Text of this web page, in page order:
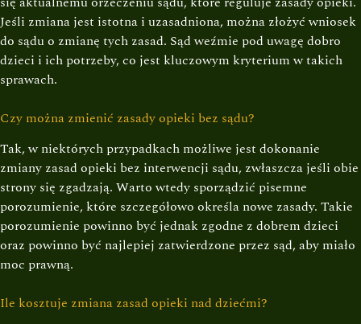
Jeśli zmiana jest istotna i uzasadniona, można złożyć wniosek
do sądu o zmianę tych zasad. Sąd weźmie pod uwagę dobro
dzieci i ich potrzeby, co jest kluczowym kryterium w takich
sprawach.
Czy można zmienić zasady opieki bez sądu?
Tak, w niektórych przypadkach możliwe jest dokonanie
zmiany zasad opieki bez interwencji sądu, zwłaszcza jeśli obie
strony się zgadzają. Warto wtedy sporządzić pisemne
porozumienie, które szczegółowo określa nowe zasady. Takie
porozumienie powinno być jednak zgodne z dobrem dzieci
oraz powinno być najlepiej zatwierdzone przez sąd, aby miało
moc prawną.
Ile kosztuje zmiana zasad opieki nad dziećmi?